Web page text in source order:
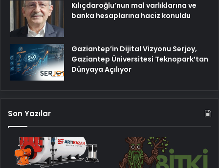
Kılıçdaroğlu’nun mal varlıklarına ve
banka hesaplarına haciz konuldu
Gaziantep’in Dijital Vizyonu Serjoy,
Gaziantep Üniversitesi Teknopark’tan
Dünyaya Açılıyor
Son Yazılar